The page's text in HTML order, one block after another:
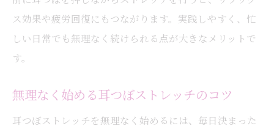
簡単ストレッチと耳つぼのリラックス効果
耳つぼで自律神経を整えるセルフケア術
ス効果や疲労回復にもつながります。実践しやすく、忙
しい日常でも無理なく続けられる点が大きなメリットで
す。
無理なく始める耳つぼストレッチのコツ
耳つぼストレッチを無理なく始めるには、毎日決まった